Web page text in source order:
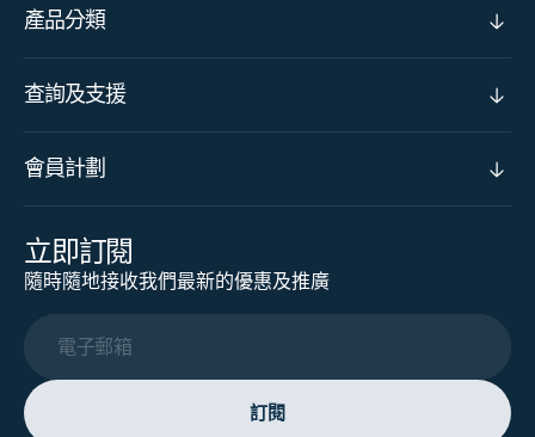
產品分類
查詢及支援
會員計劃
立即訂閱
隨時隨地接收我們最新的優惠及推廣
電子郵箱
訂閱